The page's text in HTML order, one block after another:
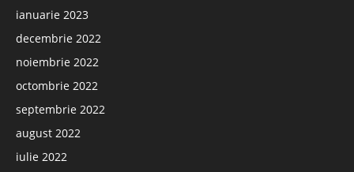
ianuarie 2023
decembrie 2022
noiembrie 2022
octombrie 2022
septembrie 2022
august 2022
iulie 2022